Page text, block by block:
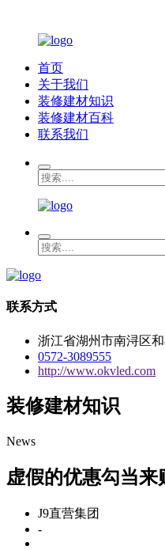
首页
关于我们
装修建材知识
装修建材百科
联系我们
联系方式
浙江省湖州市南浔区
0572-3089555
http://www.okvled.com
装修建材知识
News
虚假的优惠勾当来
J9直营集团
-